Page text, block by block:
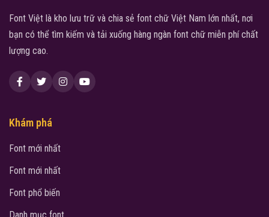
Font Việt là kho lưu trữ và chia sẻ font chữ Việt Nam lớn nhất, nơi
bạn có thể tìm kiếm và tải xuống hàng ngàn font chữ miễn phí chất
lượng cao.
Khám phá
Font mới nhất
Font mới nhất
Font phổ biến